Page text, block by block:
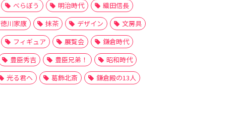
べらぼう
明治時代
織田信長
徳川家康
抹茶 デザイン
文房具
フィギュア
展覧会
鎌倉時代
豊臣秀吉
豊臣兄弟！
昭和時代
光る君へ
葛飾北斎 鎌倉殿の13人